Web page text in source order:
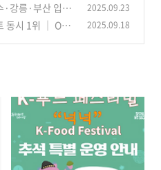
주·UK 8주 1위
(4
·강릉·부산 입장
(56)
2025.09.23
동시 1위 │ OST
2025.09.18